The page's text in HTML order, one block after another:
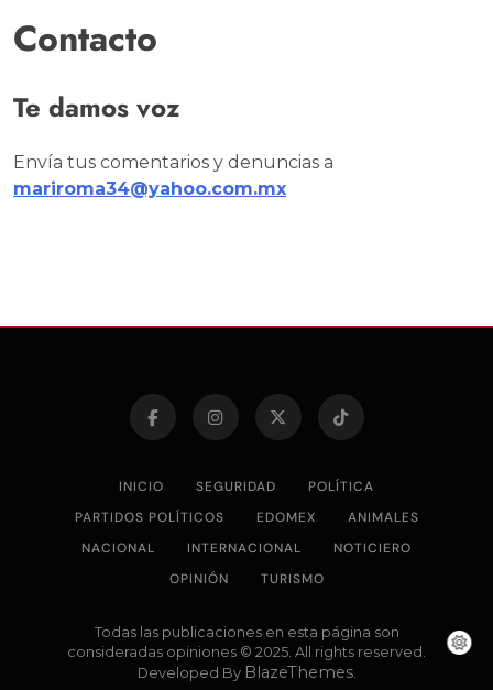
Contacto
Te damos voz
Envía tus comentarios y denuncias a
mariroma34@yahoo.com.mx
INICIO SEGURIDAD
POLÍTICA
PARTIDOS POLÍTICOS
EDOMEX
ANIMALES
NACIONAL
INTERNACIONAL
NOTICIERO
OPINIÓN
TURISMO
Todas las publicaciones en esta página son
consideradas opiniones © 2025. All rights reserved.
Developed By BlazeThemes.